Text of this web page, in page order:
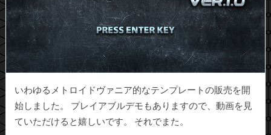
いわゆるメトロイドヴァニア的なテンプレートの販売を開
始しました。 プレイアブルデモもありますので、動画を見
ていただけると嬉しいです。 それでまた。